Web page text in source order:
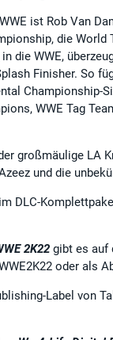
ist Rob Van
die
die WWE,
Finisher. So
Championship-
WWE Tag
großmäulige LA
und die
DLC-
2K22 gibt es auf
oder als
Label von